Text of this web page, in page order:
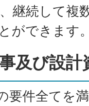
継続して複
ができます
及び設計
要件全てを